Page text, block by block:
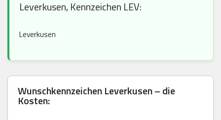
Leverkusen, Kennzeichen LEV:
Leverkusen
Wunschkennzeichen Leverkusen – die
Kosten: